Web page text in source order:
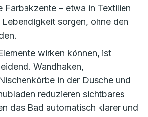
Farbakzente – etwa in Textilien
sorgen, ohne den
wirken können, ist
Wandhaken,
in der Dusche und
reduzieren sichtbares
das Bad automatisch klarer und